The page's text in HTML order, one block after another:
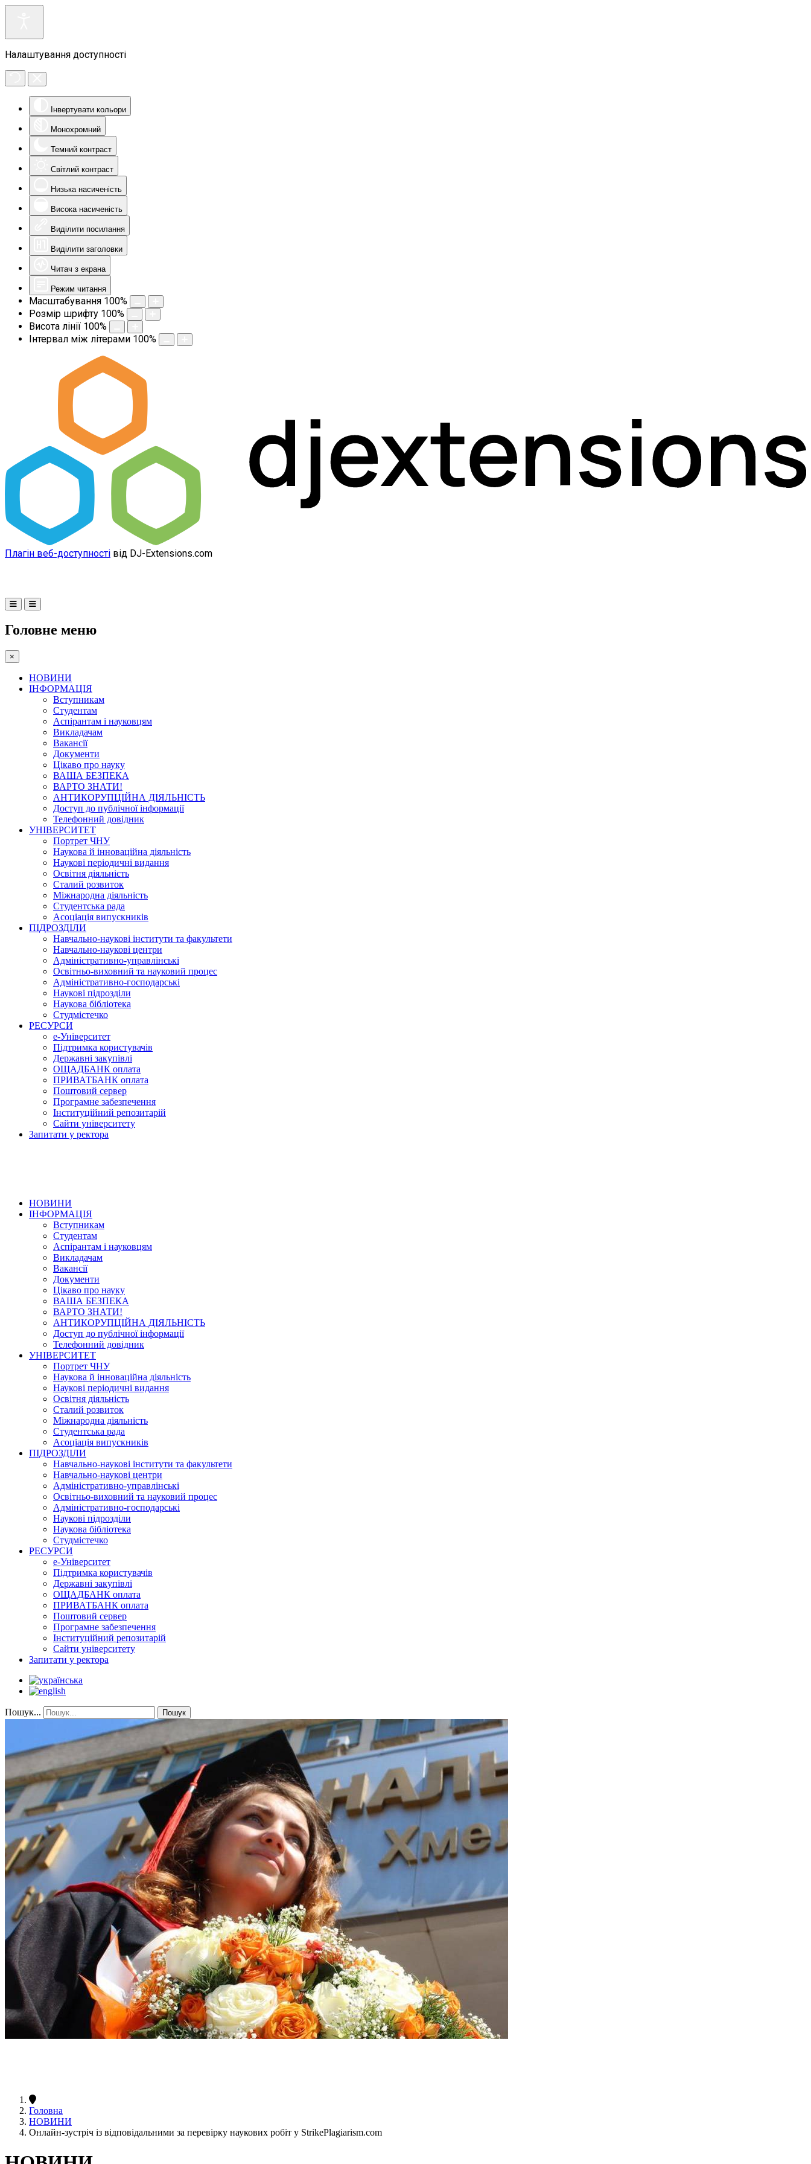
Налаштування доступності
Інвертувати кольори
Монохромний
Темний контраст
Світлий контраст
Низька насиченість
Висока насиченість
Виділити посилання
Виділити заголовки
Читач з екрана
Режим читання
Масштабування 100%
Розмір шрифту 100%
Висота лінії 100%
Інтервал між літерами 100%
Плагін веб-доступності від DJ-Extensions.com
Головне меню
×
НОВИНИ
ІНФОРМАЦІЯ
Вступникам
Студентам
Аспірантам і науковцям
Викладачам
Вакансії
Документи
Цікаво про науку
ВАША БЕЗПЕКА
ВАРТО ЗНАТИ!
АНТИКОРУПЦІЙНА ДІЯЛЬНІСТЬ
Доступ до публічної інформації
Телефонний довідник
УНІВЕРСИТЕТ
Портрет ЧНУ
Наукова й інноваційна діяльність
Наукові періодичні видання
Освітня діяльність
Сталий розвиток
Міжнародна діяльність
Студентська рада
Асоціація випускників
ПІДРОЗДІЛИ
Навчально-наукові інститути та факультети
Навчально-наукові центри
Адміністративно-управлінські
Освітньо-виховний та науковий процес
Адміністративно-господарські
Наукові підрозділи
Наукова бібліотека
Студмістечко
РЕСУРСИ
е-Університет
Підтримка користувачів
Державні закупівлі
ОЩАДБАНК оплата
ПРИВАТБАНК оплата
Поштовий сервер
Програмне забезпечення
Інституційний репозитарій
Сайти університету
Запитати у ректора
НОВИНИ
ІНФОРМАЦІЯ
Вступникам
Студентам
Аспірантам і науковцям
Викладачам
Вакансії
Документи
Цікаво про науку
ВАША БЕЗПЕКА
ВАРТО ЗНАТИ!
АНТИКОРУПЦІЙНА ДІЯЛЬНІСТЬ
Доступ до публічної інформації
Телефонний довідник
УНІВЕРСИТЕТ
Портрет ЧНУ
Наукова й інноваційна діяльність
Наукові періодичні видання
Освітня діяльність
Сталий розвиток
Міжнародна діяльність
Студентська рада
Асоціація випускників
ПІДРОЗДІЛИ
Навчально-наукові інститути та факультети
Навчально-наукові центри
Адміністративно-управлінські
Освітньо-виховний та науковий процес
Адміністративно-господарські
Наукові підрозділи
Наукова бібліотека
Студмістечко
РЕСУРСИ
е-Університет
Підтримка користувачів
Державні закупівлі
ОЩАДБАНК оплата
ПРИВАТБАНК оплата
Поштовий сервер
Програмне забезпечення
Інституційний репозитарій
Сайти університету
Запитати у ректора
Пошук... Пошук
Головна
НОВИНИ
Онлайн-зустріч із відповідальними за перевірку наукових робіт у StrikePlagiarism.com